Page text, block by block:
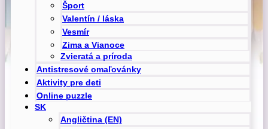
Šport
Valentín / láska
Vesmír
Zima a Vianoce
Zvieratá a príroda
Antistresové omaľovánky
Aktivity pre deti
Online puzzle
SK
Angličtina (EN)